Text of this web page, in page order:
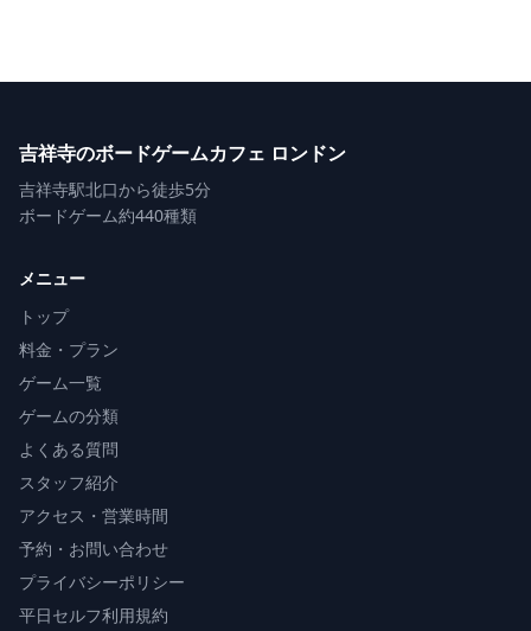
吉祥寺のボードゲームカフェ ロンドン
吉祥寺駅北口から徒歩5分
ボードゲーム約440種類
メニュー
トップ
料金・プラン
ゲーム一覧
ゲームの分類
よくある質問
スタッフ紹介
アクセス・営業時間
予約・お問い合わせ
プライバシーポリシー
平日セルフ利用規約